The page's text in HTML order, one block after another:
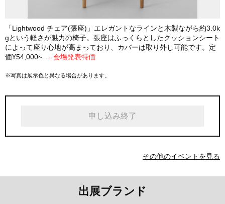
「Lightwood チェア(張座)」エレガントなラインと木製ながら約3.0k
gという軽さが魅力の椅子。張座はふっくらとしたクッションシート
によって座り心地が高まっており、カバーは取り外し可能です。定
価¥54,000~ → 会場発表特価
※写真は展示色と異なる場合があります。
申し込み終了
その他のイベントを見る
出展ブランド